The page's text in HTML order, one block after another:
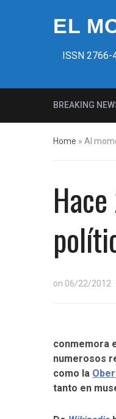
EL
ISSN 2766-
BREAKING
Milicias fascistas en EUA:
Home » Al
on 06/22/2012
conmemora
numerosos
como la
tanto en